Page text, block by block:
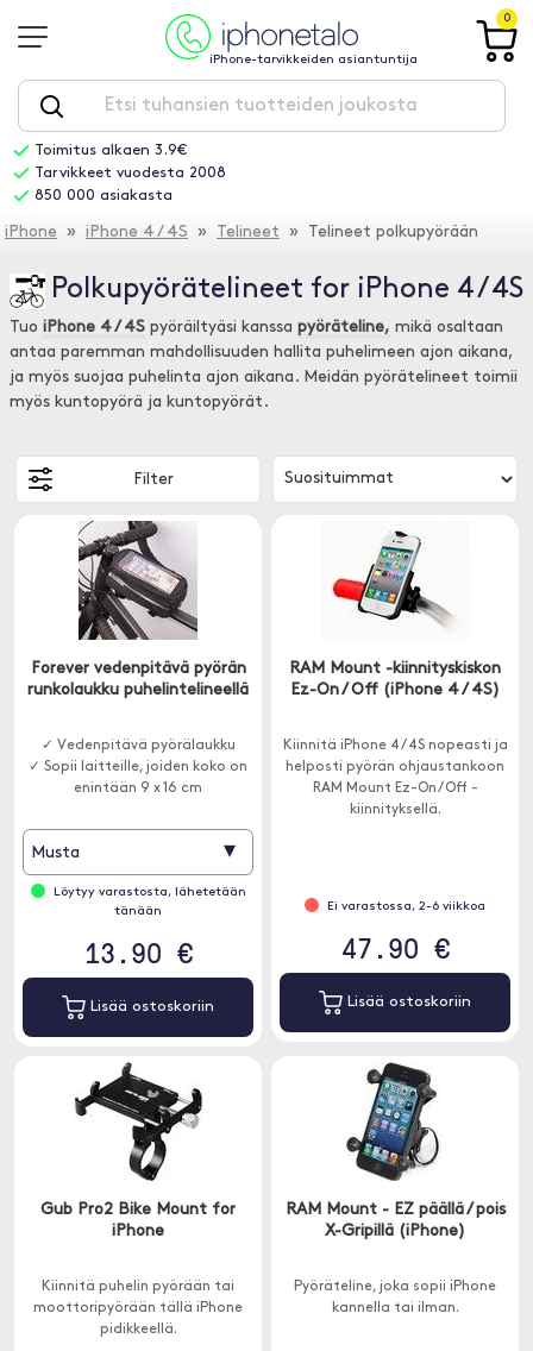
iPhone-tarvikkeiden asiantuntija
0
Toimitus alkaen 3.9€
Tarvikkeet vuodesta 2008
850 000 asiakasta
iPhone » iPhone 4 / 4S » Telineet » Telineet polkupyörään
Polkupyörätelineet for iPhone 4 / 4S
Tuo iPhone 4 / 4S pyöräiltyäsi kanssa pyöräteline, mikä osaltaan
antaa paremman mahdollisuuden hallita puhelimeen ajon aikana,
ja myös suojaa puhelinta ajon aikana. Meidän pyörätelineet toimii
myös kuntopyörä ja kuntopyörät.
Filter
Forever vedenpitävä pyörän
runkolaukku puhelintelineellä
✓ Vedenpitävä pyörälaukku
✓ Sopii laitteille, joiden koko on
enintään 9 x 16 cm
Musta ▾
Löytyy varastosta, lähetetään
tänään
13.90 €
Lisää ostoskoriin
RAM Mount -kiinnityskiskon
Ez-On / Off (iPhone 4 / 4S)
Kiinnitä iPhone 4 / 4S nopeasti ja
helposti pyörän ohjaustankoon
RAM Mount Ez-On / Off -
kiinnityksellä.
Ei varastossa, 2-6 viikkoa
47.90 €
Lisää ostoskoriin
Gub Pro2 Bike Mount for
iPhone
Kiinnitä puhelin pyörään tai
moottoripyörään tällä iPhone
pidikkeellä.
RAM Mount - EZ päällä / pois
X-Gripillä (iPhone)
Pyöräteline, joka sopii iPhone
kannella tai ilman.